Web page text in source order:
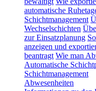
automatische
Schichtmanagement
Wechselschichten
zur Einsatzplanung
anzeigen und
beantragt Wie man
Automatische
Schichtmanagement
Abwesenheiten